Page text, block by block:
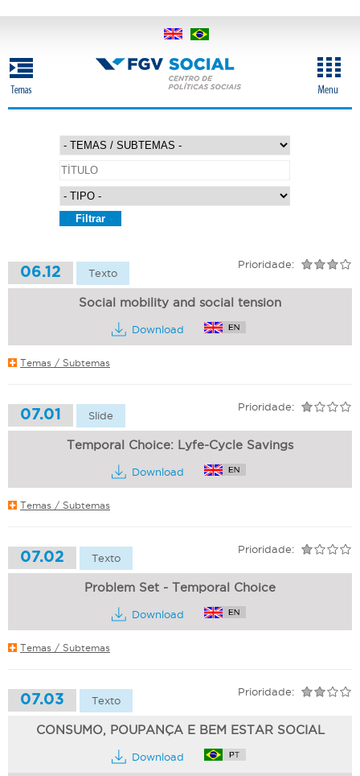
conteúdo
principal
06.12 Texto
Prioridade:
Social mobility and social tension
Download
Temas / Subtemas
07.01 Slide
Prioridade:
Temporal Choice: Lyfe-Cycle Savings
Download
Temas / Subtemas
07.02 Texto
Prioridade:
Problem Set - Temporal Choice
Download
Temas / Subtemas
07.03 Texto
Prioridade:
CONSUMO, POUPANÇA E BEM ESTAR SOCIAL
Download